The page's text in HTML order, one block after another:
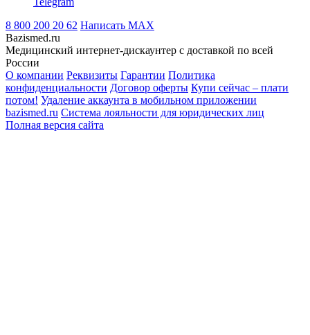
8 800 200 20 62 Написать MAX
Bazismed.ru
Медицинский интернет-дискаунтер с доставкой по всей
России
О компании Реквизиты Гарантии Политика
конфиденциальности Договор оферты Купи сейчас – плати
потом! Удаление аккаунта в мобильном приложении
bazismed.ru Система лояльности для юридических лиц
Полная версия сайта